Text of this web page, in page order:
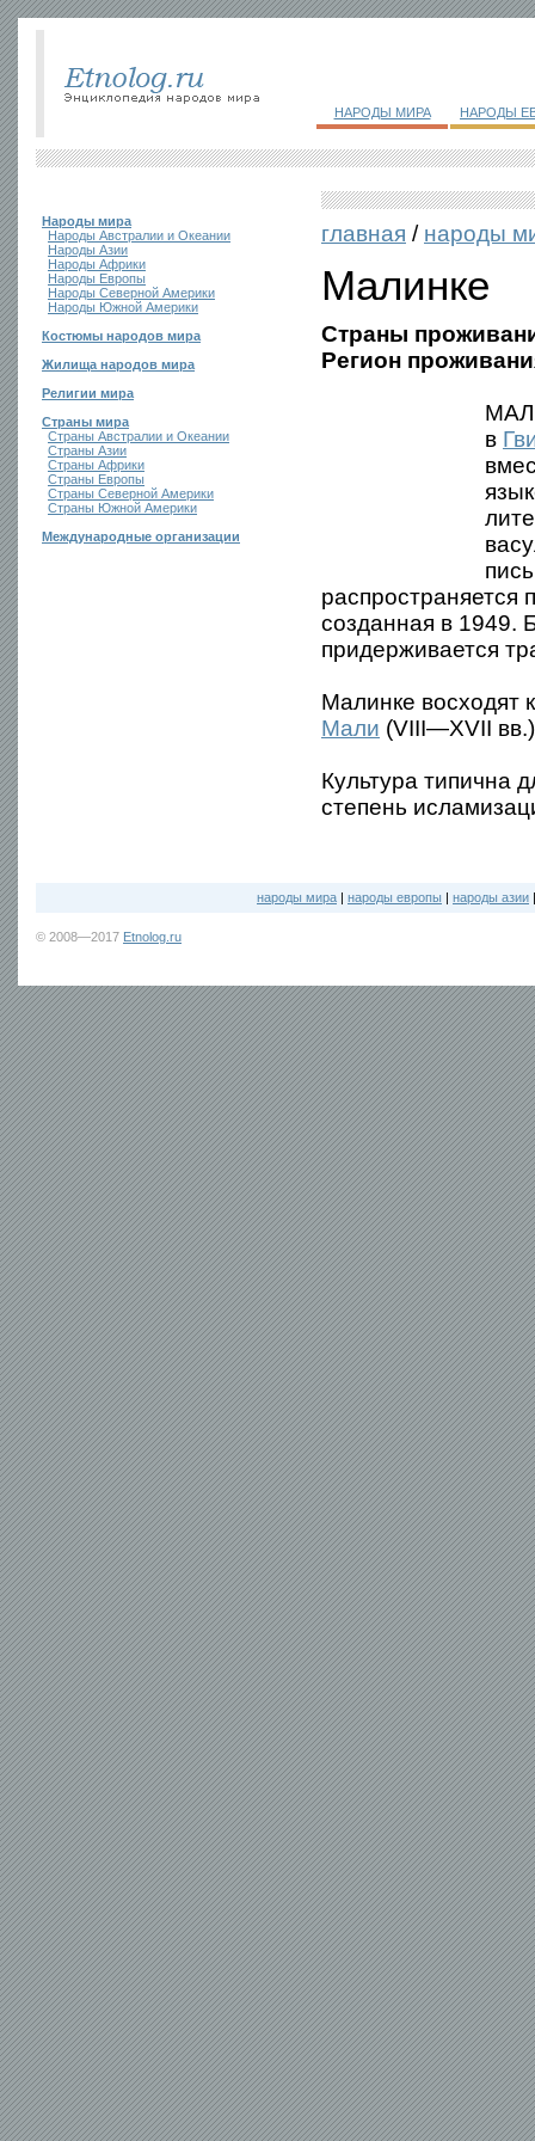
НАРОДЫ МИРА НАРОДЫ
Народы мира
Народы Австралии и Океании
Народы Азии
Народы Африки
Народы Европы
Народы Северной Америки
Народы Южной Америки
Костюмы народов мира
Жилища народов мира
Религии мира
Страны мира
Страны Австралии и Океании
Страны Азии
Страны Африки
Страны Европы
Страны Северной Америки
Страны Южной Америки
Международные организации
главная / народы
Малинке
Страны
Регион
в
распространяется
созданная в 1949.
придерживается
Малинке восходят
Мали (VIII—XVII
Культура типична
степень
народы мира | народы европы | народы азии
© 2008—2017 Etnolog.ru